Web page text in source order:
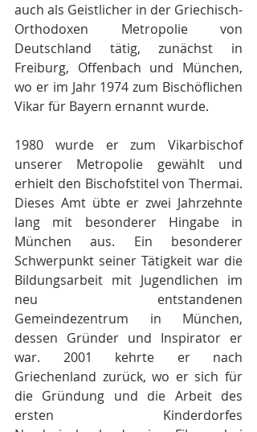
auch als Geistlicher in der Griechisch-
Orthodoxen Metropolie von
Deutschland tätig, zunächst in
Freiburg, Offenbach und München,
wo er im Jahr 1974 zum Bischöflichen
Vikar für Bayern ernannt wurde.
1980 wurde er zum Vikarbischof
unserer Metropolie gewählt und
erhielt den Bischofstitel von Thermai.
Dieses Amt übte er zwei Jahrzehnte
lang mit besonderer Hingabe in
München aus. Ein besonderer
Schwerpunkt seiner Tätigkeit war die
Bildungsarbeit mit Jugendlichen im
neu entstandenen
Gemeindezentrum in München,
dessen Gründer und Inspirator er
war. 2001 kehrte er nach
Griechenland zurück, wo er sich für
die Gründung und die Arbeit des
ersten Kinderdorfes